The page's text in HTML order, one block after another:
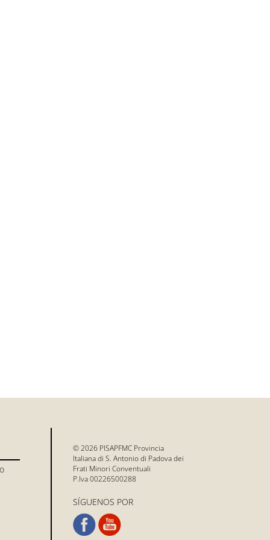
© 2026 PISAPFMC Provincia
Italiana di S. Antonio di Padova dei
Frati Minori Conventuali
P.Iva 00226500288
SÍGUENOS POR